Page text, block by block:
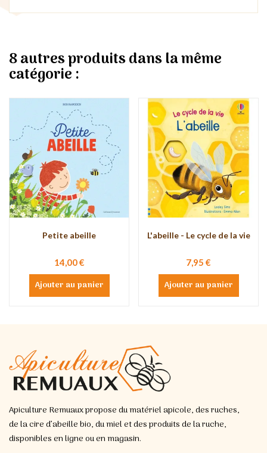
8 autres produits dans la même
catégorie :
Petite abeille
14,00 €
Ajouter au panier
L'abeille - Le cycle de la vie
7,95 €
Ajouter au panier
Apiculture Remuaux propose du matériel apicole, des ruches,
de la cire d’abeille bio, du miel et des produits de la ruche,
disponibles en ligne ou en magasin.